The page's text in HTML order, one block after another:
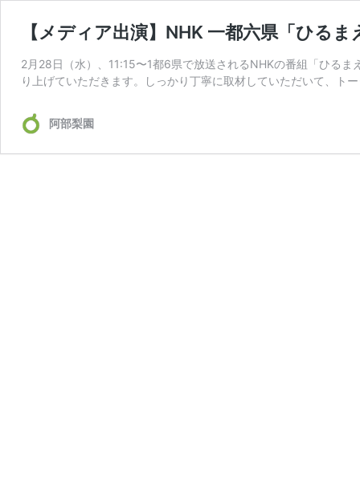
【メディア出演】NHK 一都六県「ひる
2月28日（水）、11:15〜1都6県で放送されるNHKの番組「ひる
り上げていただきます。しっかり丁寧に取材していただいて、ト
阿部梨園